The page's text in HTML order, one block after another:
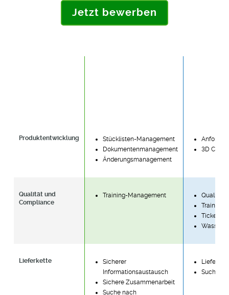
Jetzt bewerben
Produktentwicklung
Stücklisten-Management
Dokumentenmanagement
Änderungsmanagement
3D CAD-
Qualität und
Compliance
Training-Management
Training-
Ticket-
Lieferkette
Sicherer
Informationsaustausch
Sichere Zusammenarbeit
Suche nach
Suche